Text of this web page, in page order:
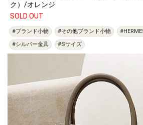
ク）/オレンジ
SOLD OUT
#ブランド小物 #その他ブランド小物
#シルバー金具
#Sサイズ